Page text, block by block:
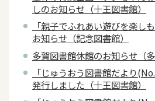
しのお知らせ（十王図書館）
「親子でふれあい遊びを楽し
お知らせ（記念図書館）
多賀図書館休館のお知らせ（多
「じゅうおう図書館だより
発行しました（十王図書館）